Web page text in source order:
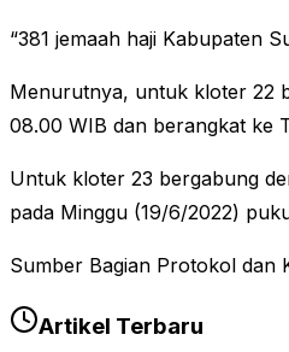
“381 jemaah haji Kabupaten
Menurutnya, untuk kloter 22
08.00 WIB dan berangkat ke
Untuk kloter 23 bergabung
pada Minggu (19/6/2022)
Sumber Bagian Protokol dan
Artikel Terbaru